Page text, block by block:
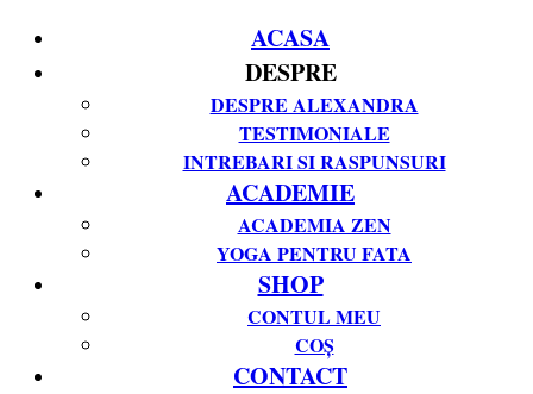
ACASA
DESPRE
DESPRE ALEXANDRA
TESTIMONIALE
INTREBARI SI RASPUNSURI
ACADEMIE
ACADEMIA ZEN
YOGA PENTRU FATA
SHOP
CONTUL MEU
COȘ
CONTACT